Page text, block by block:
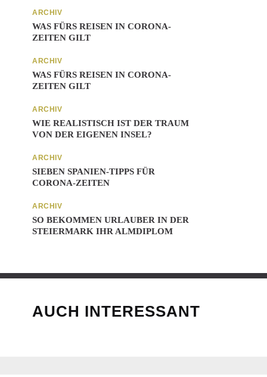
ARCHIV
WAS FÜRS REISEN IN CORONA-
ZEITEN GILT
ARCHIV
WAS FÜRS REISEN IN CORONA-
ZEITEN GILT
ARCHIV
WIE REALISTISCH IST DER TRAUM
VON DER EIGENEN INSEL?
ARCHIV
SIEBEN SPANIEN-TIPPS FÜR
CORONA-ZEITEN
ARCHIV
SO BEKOMMEN URLAUBER IN DER
STEIERMARK IHR ALMDIPLOM
AUCH INTERESSANT